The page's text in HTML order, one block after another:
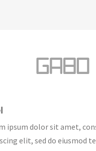
ipsum dolor sit amet,
elit, sed do eiusmod